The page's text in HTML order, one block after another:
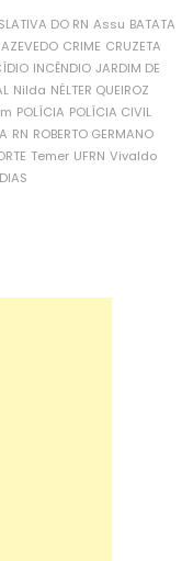
DO RN Assu BATATA
CRIME CRUZETA
INCÊNDIO JARDIM DE
Nilda NÉLTER QUEIROZ
POLÍCIA POLÍCIA CIVIL
RN ROBERTO GERMANO
Temer UFRN Vivaldo